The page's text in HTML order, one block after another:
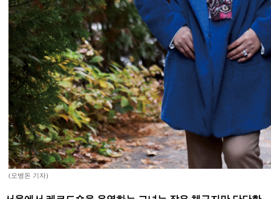
(오병돈 기자)